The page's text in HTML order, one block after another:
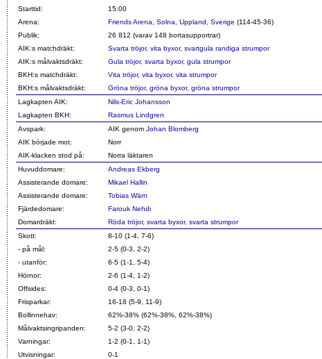
Starttid:
15:00
Arena:
Friends Arena, Solna, Uppland, Sverige (114-45-36)
Publik:
26 812 (varav 148 bortasupportrar)
AIK:s matchdräkt:
Svarta tröjor, vita byxor, svartgula randiga strumpor
AIK:s målvaktsdräkt:
Gula tröjor, svarta byxor, gula strumpor
BKH:s matchdräkt:
Vita tröjor, vita byxor, vita strumpor
BKH:s målvaktsdräkt:
Gröna tröjor, gröna byxor, gröna strumpor
Lagkapten AIK:
Nils-Eric Johansson
Lagkapten BKH:
Rasmus Lindgren
Avspark:
AIK genom Johan Blomberg
AIK började mot:
Norr
AIK-klacken stod på:
Norra läktaren
Huvuddomare:
Andreas Ekberg
Assisterande domare:
Mikael Hallin
Assisterande domare:
Tobias Wärn
Fjärdedomare:
Farouk Nehdi
Domardräkt:
Röda tröjor, svarta byxor, svarta strumpor
Skott:
8-10 (1-4, 7-6)
- på mål:
2-5 (0-3, 2-2)
- utanför:
6-5 (1-1, 5-4)
Hörnor:
2-6 (1-4, 1-2)
Offsides:
0-4 (0-3, 0-1)
Frisparkar:
16-18 (5-9, 11-9)
Bollinnehav:
62%-38% (62%-38%, 62%-38%)
Målvaktsingripanden:
5-2 (3-0, 2-2)
Varningar:
1-2 (0-1, 1-1)
Utvisningar:
0-1